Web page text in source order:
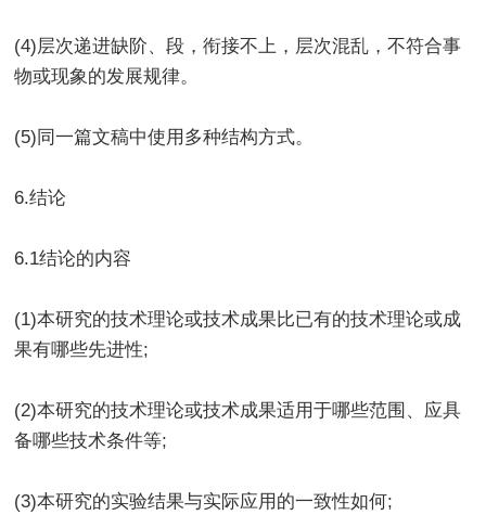
(4)层次递进缺阶、段，衔接不上，层次混乱，不符合事
物或现象的发展规律。
(5)同一篇文稿中使用多种结构方式。
6.结论
6.1结论的内容
(1)本研究的技术理论或技术成果比已有的技术理论或成
果有哪些先进性;
(2)本研究的技术理论或技术成果适用于哪些范围、应具
备哪些技术条件等;
(3)本研究的实验结果与实际应用的一致性如何;